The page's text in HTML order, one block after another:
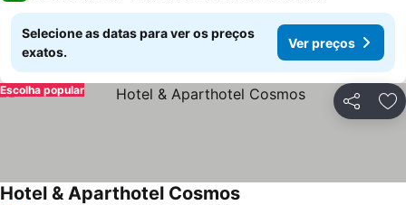
Selecione as datas para ver os preços
exatos.
Ver preços
Partilhar
Escolha popular
Hotel & Aparthotel Cosmos